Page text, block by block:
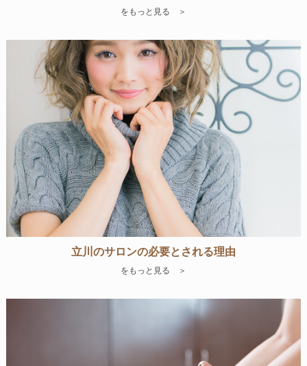
をもっと見る ＞
立川のサロンの必要とされる理由
をもっと見る ＞